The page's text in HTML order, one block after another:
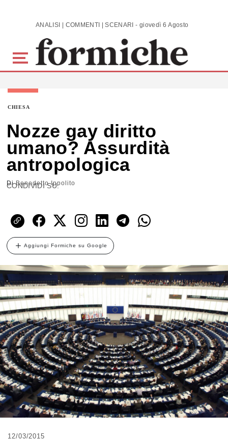
Skip to main content ANALISI | COMMENTI | SCENARI - giovedì 6 Agosto 2026
CHIESA
Nozze gay diritto
umano? Assurdità
antropologica
DiBenedetto Ippolito
CONDIVIDI SU:
Aggiungi Formiche su Google
12/03/2015